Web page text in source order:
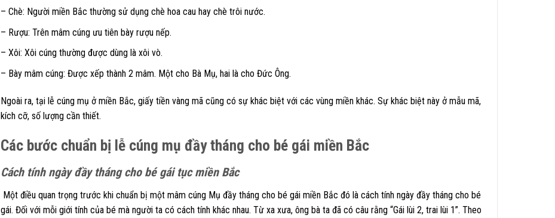
– Chè: Người miền Bắc thường sử dụng chè hoa cau hay chè trôi nước.
– Rượu: Trên mâm cúng ưu tiên bày rượu nếp.
– Xôi: Xôi cúng thường được dùng là xôi vò.
– Bày mâm cúng: Được xếp thành 2 mâm. Một cho Bà Mụ, hai là cho Đức Ông.
Ngoài ra, tại lễ cúng mụ ở miền Bắc, giấy tiền vàng mã cũng có sự khác biệt với các vùng miền khác. Sự khác biệt này ở mẫu mã,
kích cỡ, số lượng cần thiết.
Các bước chuẩn bị lễ cúng mụ đầy tháng cho bé gái miền Bắc
Cách tính ngày đầy tháng cho bé gái tục miền Bắc
Một điều quan trọng trước khi chuẩn bị một mâm cúng Mụ đầy tháng cho bé gái miền Bắc đó là cách tính ngày đầy tháng cho bé
gái. Đối với mỗi giới tính của bé mà người ta có cách tính khác nhau. Từ xa xưa, ông bà ta đã có câu rằng “Gái lùi 2, trai lùi 1”. Theo